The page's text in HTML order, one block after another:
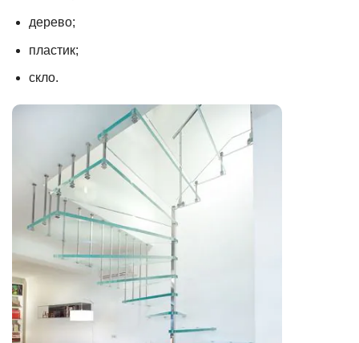
дерево;
пластик;
скло.